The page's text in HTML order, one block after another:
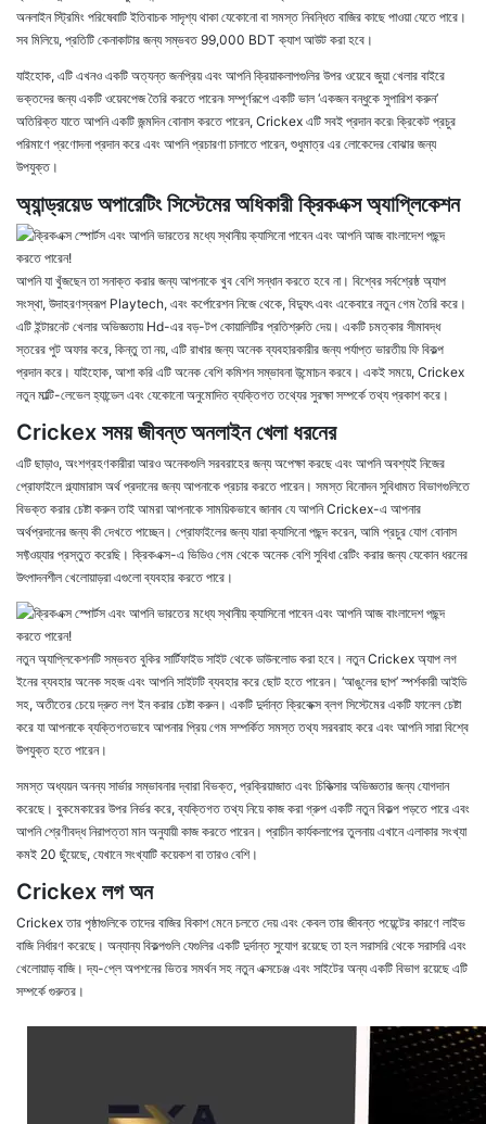
অনলাইন স্ট্রিমিং পরিষেবাটি ইতিবাচক সাদৃশ্য থাকা যেকোনো বা সমস্ত নিবন্ধিত বাজির কাছে পাওয়া যেতে পারে।
সব মিলিয়ে, প্রতিটি কেনাকাটার জন্য সম্ভবত 99,000 BDT ক্যাশ আউট করা হবে।
যাইহোক, এটি এখনও একটি অত্যন্ত জনপ্রিয় এবং আপনি ক্রিয়াকলাপগুলির উপর ওয়েবে জুয়া খেলার বাইরে
ভক্তদের জন্য একটি ওয়েবপেজ তৈরি করতে পারেন৷ সম্পূর্ণরূপে একটি ভাল ‘একজন বন্ধুকে সুপারিশ করুন’
অতিরিক্ত যাতে আপনি একটি জন্মদিন বোনাস করতে পারেন, Crickex এটি সবই প্রদান করে৷ ক্রিকেট প্রচুর
পরিমাণে প্রণোদনা প্রদান করে এবং আপনি প্রচারণা চালাতে পারেন, শুধুমাত্র এর লোকেদের বোঝার জন্য
উপযুক্ত।
অ্যান্ড্রয়েড অপারেটিং সিস্টেমের অধিকারী ক্রিকএক্স অ্যাপ্লিকেশন
আপনি যা খুঁজছেন তা সনাক্ত করার জন্য আপনাকে খুব বেশি সন্ধান করতে হবে না। বিশ্বের সর্বশ্রেষ্ঠ অ্যাপ
সংস্থা, উদাহরণস্বরূপ Playtech, এবং কর্পোরেশন নিজে থেকে, বিদ্যুৎ এবং একেবারে নতুন গেম তৈরি করে।
এটি ইন্টারনেট খেলার অভিজ্ঞতায় Hd-এর বড়-টপ কোয়ালিটির প্রতিশ্রুতি দেয়। একটি চমত্কার সীমাবদ্ধ
স্তরের পুট অফার করে, কিন্তু তা নয়, এটি রাখার জন্য অনেক ব্যবহারকারীর জন্য পর্যাপ্ত ভারতীয় ফি বিকল্প
প্রদান করে। যাইহোক, আশা করি এটি অনেক বেশি কমিশন সম্ভাবনা উন্মোচন করবে। একই সময়ে, Crickex
নতুন মাল্টি-লেভেল হ্যান্ডেল এবং যেকোনো অনুমোদিত ব্যক্তিগত তথ্যের সুরক্ষা সম্পর্কে তথ্য প্রকাশ করে।
Crickex সময় জীবন্ত অনলাইন খেলা ধরনের
এটি ছাড়াও, অংশগ্রহণকারীরা আরও অনেকগুলি সরবরাহের জন্য অপেক্ষা করছে এবং আপনি অবশ্যই নিজের
প্রোফাইলে গ্ল্যামারাস অর্থ প্রদানের জন্য আপনাকে প্রচার করতে পারেন। সমস্ত বিনোদন সুবিধামত বিভাগগুলিতে
বিভক্ত করার চেষ্টা করুন তাই আমরা আপনাকে সাময়িকভাবে জানাব যে আপনি Crickex-এ আপনার
অর্থপ্রদানের জন্য কী দেখতে পাচ্ছেন। প্রোফাইলের জন্য যারা ক্যাসিনো পছন্দ করেন, আমি প্রচুর যোগ বোনাস
সফ্টওয়্যার প্রস্তুত করেছি। ক্রিকএক্স-এ ভিডিও গেম থেকে অনেক বেশি সুবিধা রেটিং করার জন্য যেকোন ধরনের
উৎপাদনশীল খেলোয়াড়রা এগুলো ব্যবহার করতে পারে।
নতুন অ্যাপ্লিকেশনটি সম্ভবত বুকির সার্টিফাইড সাইট থেকে ডাউনলোড করা হবে। নতুন Crickex অ্যাপ লগ
ইনের ব্যবহার অনেক সহজ এবং আপনি সাইটটি ব্যবহার করে ছোট হতে পারেন। ‘আঙুলের ছাপ’ স্পর্শকারী আইডি
সহ, অতীতের চেয়ে দ্রুত লগ ইন করার চেষ্টা করুন। একটি দুর্দান্ত ক্রিকেক্স ব্লগ সিস্টেমের একটি ফানেল চেষ্টা
করে যা আপনাকে ব্যক্তিগতভাবে আপনার প্রিয় গেম সম্পর্কিত সমস্ত তথ্য সরবরাহ করে এবং আপনি সারা বিশ্বে
উপযুক্ত হতে পারেন।
সমস্ত অধ্যয়ন অনন্য সার্ভার সম্ভাবনার দ্বারা বিভক্ত, প্রক্রিয়াজাত এবং চিকিত্সার অভিজ্ঞতার জন্য যোগদান
করেছে। বুকমেকারের উপর নির্ভর করে, ব্যক্তিগত তথ্য নিয়ে কাজ করা গ্রুপ একটি নতুন বিকল্প পড়তে পারে এবং
আপনি শ্রেণীবদ্ধ নিরাপত্তা মান অনুযায়ী কাজ করতে পারেন। প্রাচীন কার্যকলাপের তুলনায় এখানে এলাকার সংখ্যা
কমই 20 ছুঁয়েছে, যেখানে সংখ্যাটি কয়েকশ বা তারও বেশি।
Crickex লগ অন
Crickex তার পৃষ্ঠাগুলিকে তাদের বাজির বিকাশ মেনে চলতে দেয় এবং কেবল তার জীবন্ত পয়েন্টের কারণে লাইভ
বাজি নির্ধারণ করেছে। অন্যান্য বিকল্পগুলি যেগুলির একটি দুর্দান্ত সুযোগ রয়েছে তা হল সরাসরি থেকে সরাসরি এবং
খেলোয়াড় বাজি। দ্য-প্লে অপশনের ভিতর সমর্থন সহ নতুন এক্সচেঞ্জ এবং সাইটের অন্য একটি বিভাগ রয়েছে এটি
সম্পর্কে গুরুতর।